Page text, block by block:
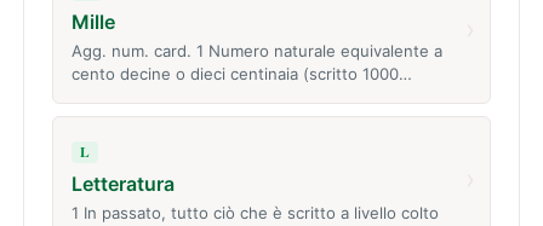
Mille
Agg. num. card. 1 Numero naturale equivalente a
cento decine o dieci centinaia (scritto 1000…
L
Letteratura
1 In passato, tutto ciò che è scritto a livello colto